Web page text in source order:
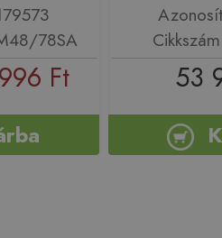
78SA
Ft 53